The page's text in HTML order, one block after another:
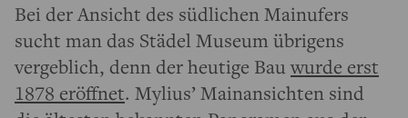
Bei der Ansicht des südlichen Mainufers
sucht man das Städel Museum übrigens
vergeblich, denn der heutige Bauwurde erst
1878 eröffnet. Mylius’ Mainansichten sind